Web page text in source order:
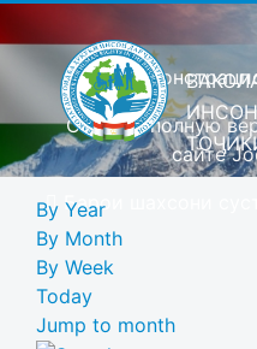
Это
Скачать полную
сайте
Барои шахсони
By Year
By Month
By Week
Today
Jump to month